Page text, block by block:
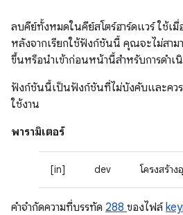
ลบคีย์ทั้งหมดในคีย์สโตร์ฮาร์ดแวร์ ใช้เ
หลังจากเรียกใช้ฟังก์ชันนี้ คุณจะไม่สาม
ขึ้นหรือนําเข้าก่อนหน้านี้สําหรับการดำเ
ฟังก์ชันนี้เป็นฟังก์ชันที่ไม่บังคับและควร
ใช้งาน
พารามิเตอร์
[in] dev โครงสร้า
คําจํากัดความที่บรรทัด 288 ของไฟล์